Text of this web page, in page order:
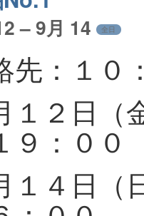
– 9月 14 全日
先：１０
１２日
９：００
月１